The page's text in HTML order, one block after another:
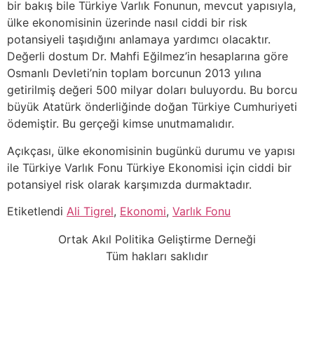
bir bakış bile Türkiye Varlık Fonunun, mevcut yapısıyla,
ülke ekonomisinin üzerinde nasıl ciddi bir risk
potansiyeli taşıdığını anlamaya yardımcı olacaktır.
Değerli dostum Dr. Mahfi Eğilmez’in hesaplarına göre
Osmanlı Devleti’nin toplam borcunun 2013 yılına
getirilmiş değeri 500 milyar doları buluyordu. Bu borcu
büyük Atatürk önderliğinde doğan Türkiye Cumhuriyeti
ödemiştir. Bu gerçeği kimse unutmamalıdır.
Açıkçası, ülke ekonomisinin bugünkü durumu ve yapısı
ile Türkiye Varlık Fonu Türkiye Ekonomisi için ciddi bir
potansiyel risk olarak karşımızda durmaktadır.
Etiketlendi Ali Tigrel, Ekonomi, Varlık Fonu
Ortak Akıl Politika Geliştirme Derneği
Tüm hakları saklıdır